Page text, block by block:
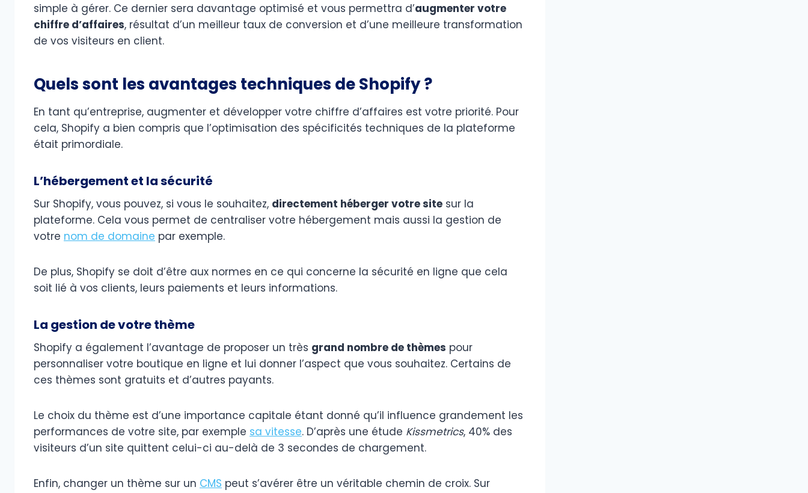
simple à gérer. Ce dernier sera davantage optimisé et vous permettra d’augmenter votre
chiffre d’affaires, résultat d’un meilleur taux de conversion et d’une meilleure transformation
de vos visiteurs en client.
Quels sont les avantages techniques de Shopify ?
En tant qu’entreprise, augmenter et développer votre chiffre d’affaires est votre priorité. Pour
cela, Shopify a bien compris que l’optimisation des spécificités techniques de la plateforme
était primordiale.
L’hébergement et la sécurité
Sur Shopify, vous pouvez, si vous le souhaitez, directement héberger votre site sur la
plateforme. Cela vous permet de centraliser votre hébergement mais aussi la gestion de
votre nom de domaine par exemple.
De plus, Shopify se doit d’être aux normes en ce qui concerne la sécurité en ligne que cela
soit lié à vos clients, leurs paiements et leurs informations.
La gestion de votre thème
Shopify a également l’avantage de proposer un très grand nombre de thèmes pour
personnaliser votre boutique en ligne et lui donner l’aspect que vous souhaitez. Certains de
ces thèmes sont gratuits et d’autres payants.
Le choix du thème est d’une importance capitale étant donné qu’il influence grandement les
performances de votre site, par exemple sa vitesse. D’après une étude Kissmetrics, 40% des
visiteurs d’un site quittent celui-ci au-delà de 3 secondes de chargement.
Enfin, changer un thème sur un CMS peut s’avérer être un véritable chemin de croix. Sur